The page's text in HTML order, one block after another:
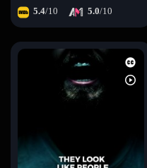
5.4/10 5.0/10